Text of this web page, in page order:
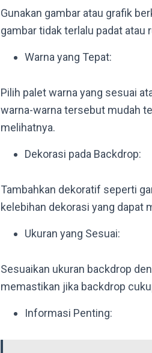
Gunakan gambar atau grafik
gambar tidak terlalu padat atau
Warna yang Tepat:
Pilih palet warna yang sesuai
warna-warna tersebut mudah
melihatnya.
Dekorasi pada Backdrop:
Tambahkan dekoratif seperti
kelebihan dekorasi yang dapat
Ukuran yang Sesuai:
Sesuaikan ukuran backdrop
memastikan jika backdrop
Informasi Penting: